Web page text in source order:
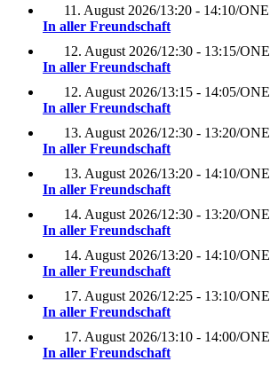
11. August 2026/13:20 - 14:10/ONE
In aller Freundschaft
12. August 2026/12:30 - 13:15/ONE
In aller Freundschaft
12. August 2026/13:15 - 14:05/ONE
In aller Freundschaft
13. August 2026/12:30 - 13:20/ONE
In aller Freundschaft
13. August 2026/13:20 - 14:10/ONE
In aller Freundschaft
14. August 2026/12:30 - 13:20/ONE
In aller Freundschaft
14. August 2026/13:20 - 14:10/ONE
In aller Freundschaft
17. August 2026/12:25 - 13:10/ONE
In aller Freundschaft
17. August 2026/13:10 - 14:00/ONE
In aller Freundschaft